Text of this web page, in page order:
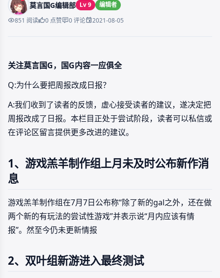
莫言国G编辑部 Lv 9
编辑者
851 阅读
0 点赞 0 评论 2021-08-05
关注莫言国G，国G内容一应俱全
Q:为什么要把周报改成日报？
A:我们收到了读者的反馈，虚心接受读者的建议，遂决定把
周报改成了日报。本栏目正处于尝试阶段，读者可以私信或
在评论区留言提供更多改进的建议。
1、游戏羔羊制作组上月未及时公布新作消
息
游戏羔羊制作组在7月7日公布称“除了新的gal之外，还在做
两个新的有玩法的尝试性游戏”并表示说“月内应该有情
报”。然至今仍未更新情报
2、双叶组新游进入最终测试